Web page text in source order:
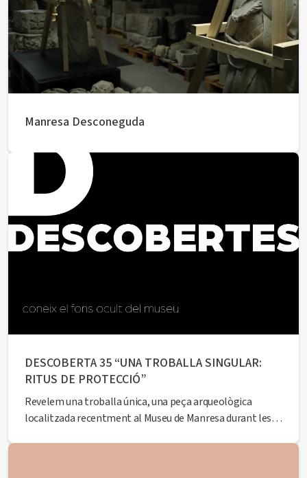
Manresa Desconeguda
DESCOBERTA 35 “UNA TROBALLA SINGULAR:
RITUS DE PROTECCIÓ”
Revelem una troballa única, una peça arqueològica
localitzada recentment al Museu de Manresa durant les